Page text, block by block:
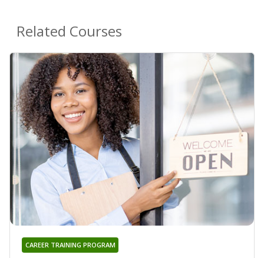
Related Courses
CAREER TRAINING PROGRAM